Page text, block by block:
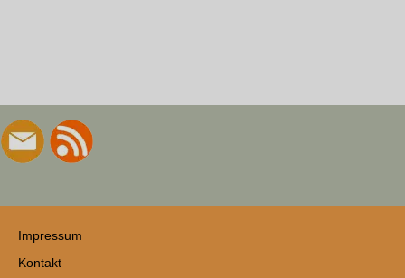
Impressum
Kontakt